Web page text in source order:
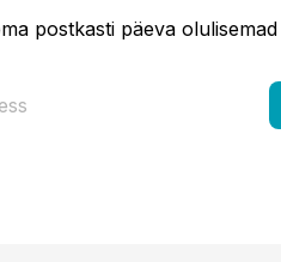
postkasti päeva olulisemad